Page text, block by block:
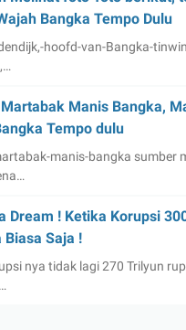
Bangka Tempo Dulu
hoofd-van-Bangka-
Martabak Manis Bangka,
Tempo dulu
manis-bangka sumber
Dream ! Ketika Korupsi
Biasa Saja !
nya tidak lagi 270 Trilyun